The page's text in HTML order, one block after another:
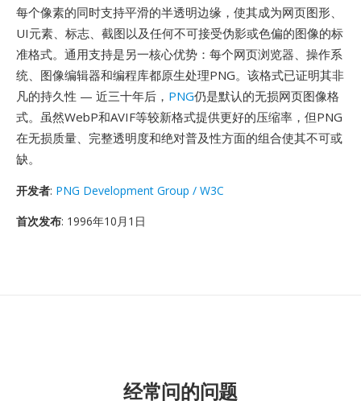
每个像素的同时支持平滑的半透明边缘，使其成为网页图形、
UI元素、标志、截图以及任何不可接受伪影或色偏的图像的标
准格式。通用支持是另一核心优势：每个网页浏览器、操作系
统、图像编辑器和编程库都原生处理PNG。该格式已证明其非
凡的持久性 — 近三十年后， PNG仍是默认的无损网页图像格
式。虽然WebP和AVIF等较新格式提供更好的压缩率，但PNG
在无损质量、完整透明度和绝对普及性方面的组合使其不可或
缺。
开发者: PNG Development Group / W3C
首次发布: 1996年10月1日
经常问的问题